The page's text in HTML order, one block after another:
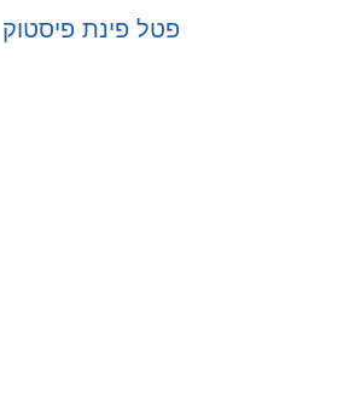
פטל פינת פיסטוק